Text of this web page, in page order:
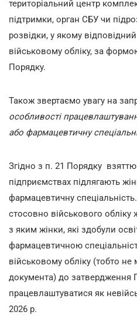
територіальний центр
підтримки, орган СБУ чи
розвідки, у якому
військовому обліку, за
Порядку.
Також звертаємо увагу на
особливості
або фармацевтичну
Згідно з п. 21 Порядку
підприємствах підлягають
фармацевтичну
стосовно військового обліку
з яким жінки, які здобули
фармацевтичною
військовому обліку (тобто
документа) до затвердження
працевлаштуватися як
2026 р.